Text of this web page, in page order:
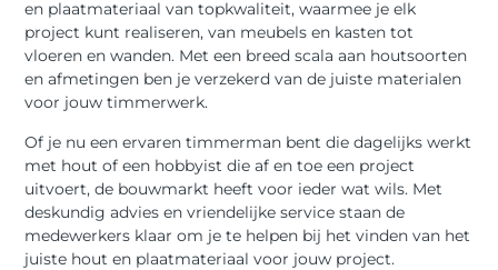
en plaatmateriaal van topkwaliteit, waarmee je elk
project kunt realiseren, van meubels en kasten tot
vloeren en wanden. Met een breed scala aan houtsoorten
en afmetingen ben je verzekerd van de juiste materialen
voor jouw timmerwerk.
Of je nu een ervaren timmerman bent die dagelijks werkt
met hout of een hobbyist die af en toe een project
uitvoert, de bouwmarkt heeft voor ieder wat wils. Met
deskundig advies en vriendelijke service staan de
medewerkers klaar om je te helpen bij het vinden van het
juiste hout en plaatmateriaal voor jouw project.